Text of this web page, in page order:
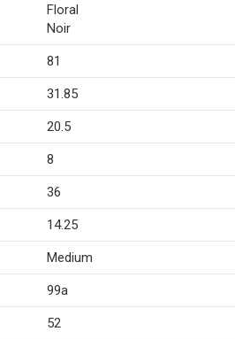
Floral
Noir
81
31.85
20.5
8
36
14.25
Medium
99a
52